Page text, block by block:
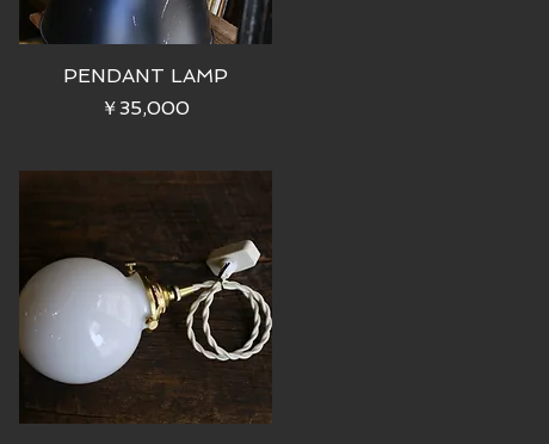
PENDANT LAMP
価格
￥35,000